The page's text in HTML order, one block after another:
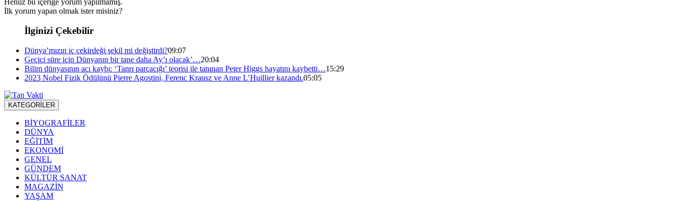
Henüz bu içeriğe yorum yapılmamış.
İlk yorum yapan olmak ister misiniz?
İlginizi Çekebilir
Dünya’mızın iç çekirdeği şekil mi değiştirdi?09:07
Geçici süre için Dünyanın bir tane daha Ay’ı olacak’…20:04
Bilim dünyasının acı kaybı: ‘Tanrı parçacığı’ teorisi ile tanınan Peter Higgs hayatını kaybetti…15:29
2023 Nobel Fizik Ödülünü Pierre Agostini, Ferenc Krausz ve Anne L’Huillier kazandı.05:05
KATEGORİLER
BİYOGRAFİLER
DÜNYA
EĞİTİM
EKONOMİ
GENEL
GÜNDEM
KÜLTÜR SANAT
MAGAZİN
YAŞAM